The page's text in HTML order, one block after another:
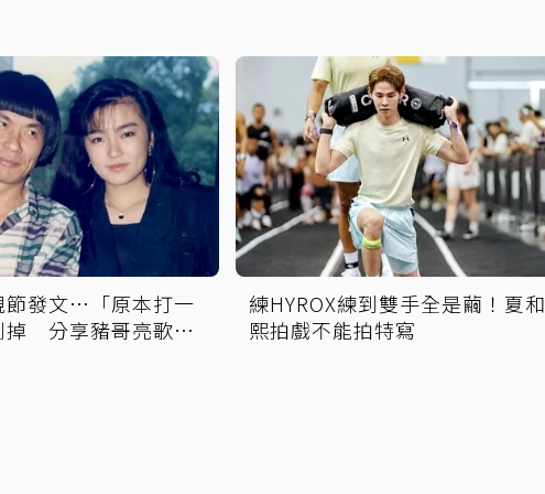
節發文…「原本打一
掉 分享豬哥亮歌廳
練HYROX練到雙手全是繭！夏和
熙拍戲不能拍特寫